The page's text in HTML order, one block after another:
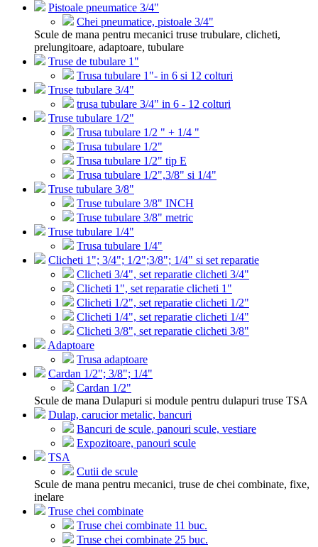
Pistoale pneumatice 3/4"
Chei pneumatice, pistoale 3/4"
Scule de mana pentru mecanici truse trubulare, clicheti,
prelungitoare, adaptoare, tubulare
Truse de tubulare 1"
Trusa tubulare 1"- in 6 si 12 colturi
Truse tubulare 3/4"
trusa tubulare 3/4" in 6 - 12 colturi
Truse tubulare 1/2"
Trusa tubulare 1/2 " + 1/4 "
Trusa tubulare 1/2"
Trusa tubulare 1/2" tip E
Trusa tubulare 1/2",3/8" si 1/4"
Truse tubulare 3/8"
Truse tubulare 3/8" INCH
Truse tubulare 3/8" metric
Truse tubulare 1/4"
Trusa tubulare 1/4"
Clicheti 1"; 3/4"; 1/2";3/8"; 1/4" si set reparatie
Clicheti 3/4", set reparatie clicheti 3/4"
Clicheti 1", set reparatie clicheti 1"
Clicheti 1/2", set reparatie clicheti 1/2"
Clicheti 1/4", set reparatie clicheti 1/4"
Clicheti 3/8", set reparatie clicheti 3/8"
Adaptoare
Trusa adaptoare
Cardan 1/2"; 3/8"; 1/4"
Cardan 1/2"
Scule de mana Dulapuri si module pentru dulapuri truse TSA
Dulap, carucior metalic, bancuri
Bancuri de scule, panouri scule, vestiare
Expozitoare, panouri scule
TSA
Cutii de scule
Scule de mana pentru mecanici, truse de chei combinate, fixe,
inelare
Truse chei combinate
Truse chei combinate 11 buc.
Truse chei combinate 25 buc.